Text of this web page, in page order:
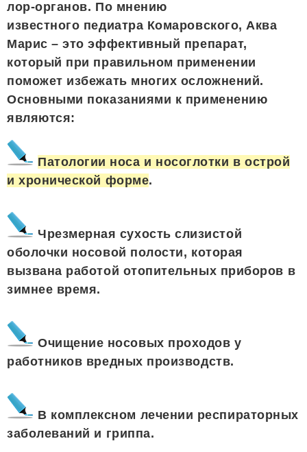
лор-органов. По мнению
известного педиатра Комаровского, Аква
Марис – это эффективный препарат,
который при правильном применении
поможет избежать многих осложнений.
Основными показаниями к применению
являются:
Патологии носа и носоглотки в острой
и хронической форме.
Чрезмерная сухость слизистой
оболочки носовой полости, которая
вызвана работой отопительных приборов в
зимнее время.
Очищение носовых проходов у
работников вредных производств.
В комплексном лечении респираторных
заболеваний и гриппа.